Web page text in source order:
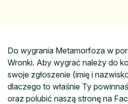
Do wygrania Metamorfoza w
Wronki. Aby wygrać należy do
swoje zgłoszenie (imię i
dlaczego to właśnie Ty
oraz polubić naszą stronę na